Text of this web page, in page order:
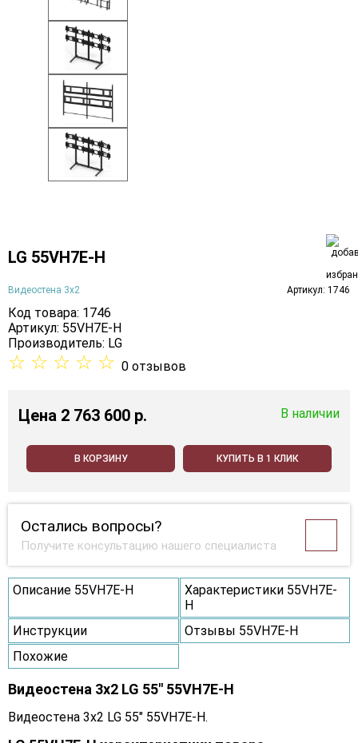
LG 55VH7E-H
Видеостена 3х2 Артикул: 1746
Код товара: 1746
Артикул: 55VH7E-H
Производитель: LG
☆ ☆ ☆ ☆ ☆ 0 отзывов
Цена 2 763 600 p. В наличии
В КОРЗИНУ КУПИТЬ В 1 КЛИК
Остались вопросы?
Получите консультацию нашего специалиста
Описание 55VH7E-H
Характеристики 55VH7E-
H
Инструкции
Отзывы 55VH7E-H
Похожие
Видеостена 3x2 LG 55" 55VH7E-H
Видеостена 3x2 LG 55" 55VH7E-H.